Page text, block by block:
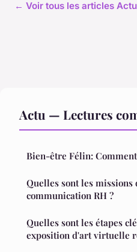
← Voir tous les articles Actu
Actu — Lectures
Bien-être Félin:
Quelles sont les missions
communication RH ?
Quelles sont les étapes
exposition d'art virtuelle